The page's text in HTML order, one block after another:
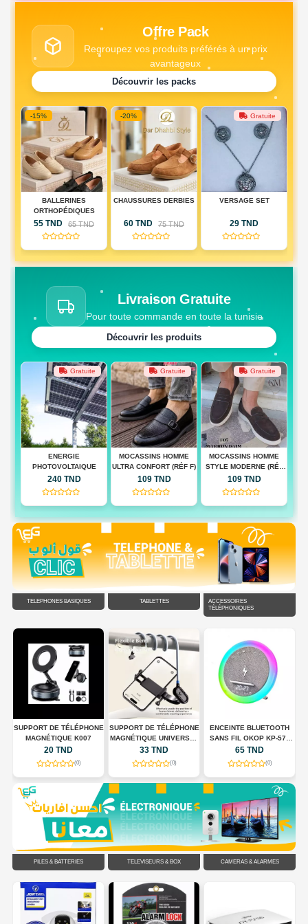
Offre Pack
Regroupez vos produits préférés à un prix
avantageux
Découvrir les packs
-20%
CHAUSSURES DERBIES
60 TND 75 TND
(0)
Gratuite
VERSAGE SET
29 TND
(0)
Gratuite
PACK MONTRE + PACK
79 TND
(0)
Livraison Gratuite
Pour toute commande en toute la tunisie
Découvrir les produits
Gratuite
MOCASSINS HOMME
ULTRA CONFORT (RÉF F)
109 TND
(0)
Gratuite
MOCASSINS HOMME
STYLE MODERNE (RÉF
F)
109 TND
(0)
Gratuite
MOCASSINS HOMME
QUALITÉ PREMIUM(RÉF
F)
109 TND
(0)
TÉLÉPHONES BASIQUES TABLETTES
ACCESSOIRES
TÉLÉPHONIQUES
SUPPORT DE TÉLÉPHONE
MAGNÉTIQUE UNIVERSEL
POUR TOUR DE COU
FLEXIBLE
33 TND
(0)
ENCEINTE BLUETOOTH
SANS FIL OKOP KP-577
AVEC CHARGEUR SANS
FIL, HORLOGE LED ET
ÉCLAIRAGE RGB
65 TND
(0)
SUPPORT DE TÉLÉPHONE
66W
55 TND
(0)
PILES & BATTERIES TÉLÉVISEURS & BOX CAMÉRAS & ALARMES